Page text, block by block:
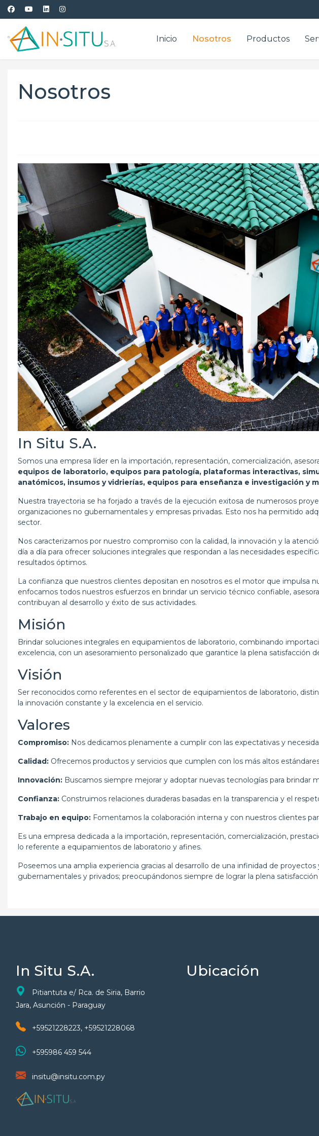
Inicio Nosotros Productos
Nosotros
In Situ S.A.
Somos una empresa líder en la importación, representación, comercialización,
equipos de laboratorio, equipos para patología, plataformas interactivas,
anatómicos, insumos y vidrierías, equipos para enseñanza e investigación y
Nuestra trayectoria se ha forjado a través de la ejecución exitosa de numerosos
organizaciones no gubernamentales y empresas privadas. Esto nos ha permitido
sector.
Nos caracterizamos por nuestro compromiso con la calidad, la innovación y la
día a día para ofrecer soluciones integrales que respondan a las necesidades
resultados óptimos.
La confianza que nuestros clientes depositan en nosotros es el motor que impulsa
enfocamos todos nuestros esfuerzos en brindar un servicio técnico confiable,
contribuyan al desarrollo y éxito de sus actividades.
Misión
Brindar soluciones integrales en equipamientos de laboratorio, combinando
excelencia, con un asesoramiento personalizado que garantice la plena satisfacción
Visión
Ser reconocidos como referentes en el sector de equipamientos de laboratorio,
la innovación constante y la excelencia en el servicio.
Valores
Compromiso: Nos dedicamos plenamente a cumplir con las expectativas y
Calidad: Ofrecemos productos y servicios que cumplen con los más altos
Innovación: Buscamos siempre mejorar y adoptar nuevas tecnologías para brindar
Confianza: Construimos relaciones duraderas basadas en la transparencia y el
Trabajo en equipo: Fomentamos la colaboración interna y con nuestros clientes
Es una empresa dedicada a la importación, representación, comercialización,
lo referente a equipamientos de laboratorio y afines.
Poseemos una amplia experiencia gracias al desarrollo de una infinidad de
gubernamentales y privados; preocupándonos siempre de lograr la plena
In Situ S.A.
Pitiantuta e/ Rca. de Siria, Barrio
Jara, Asunción - Paraguay
+59521228223, +59521228068
+595986 459 544
insitu@insitu.com.py
Ubicación